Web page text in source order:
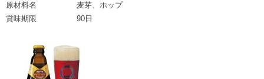
原材料名
麦芽、ホップ
賞味期限
90日